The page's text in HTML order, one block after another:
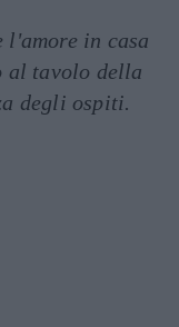
in casa
al tavolo della
degli ospiti.